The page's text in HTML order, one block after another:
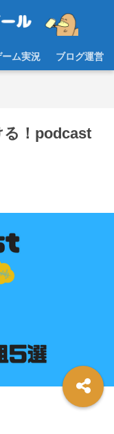
ム実況 ブログ運営
る！podcast